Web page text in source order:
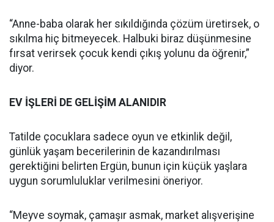
“Anne-baba olarak her sıkıldığında çözüm üretirsek, o
sıkılma hiç bitmeyecek. Halbuki biraz düşünmesine
fırsat verirsek çocuk kendi çıkış yolunu da öğrenir,”
diyor.
EV İŞLERİ DE GELİŞİM ALANIDIR
Tatilde çocuklara sadece oyun ve etkinlik değil,
günlük yaşam becerilerinin de kazandırılması
gerektiğini belirten Ergün, bunun için küçük yaşlara
uygun sorumluluklar verilmesini öneriyor.
“Meyve soymak, çamaşır asmak, market alışverişine